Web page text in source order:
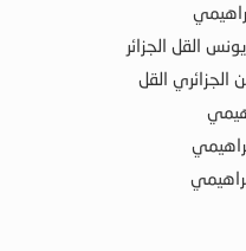
القل الجزائر
القل